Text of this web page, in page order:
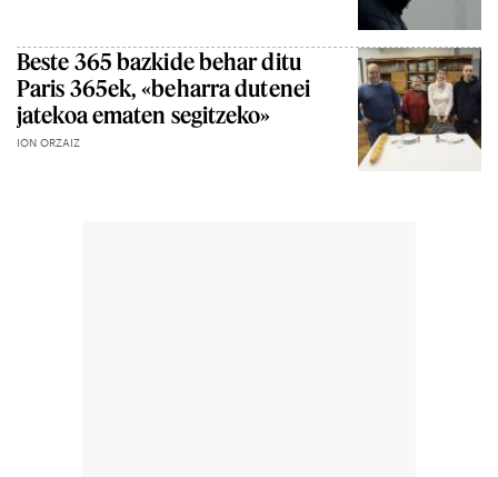
Beste 365 bazkide behar ditu
Paris 365ek, «beharra dutenei
jatekoa ematen segitzeko»
ION ORZAIZ